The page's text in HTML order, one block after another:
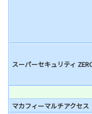
スーパーセキュリティ
マカフィーマルチアクセス